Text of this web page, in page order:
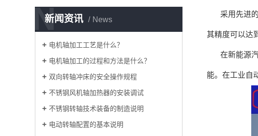
新闻资讯 News
N
电机轴加工工艺是什么？
电机轴加工的过程和方法是什么？
双向转轴冲床的安全操作规程
不锈钢风机轴加热器的安装调试
不锈钢转轴技术装备的制造说明
电动转轴配置的基本说明
采用先进
其精度可以达
在新能源
能。在工业自